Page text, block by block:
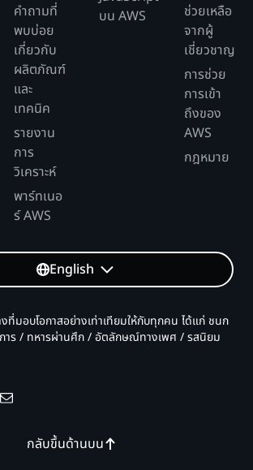
คำถามที่
พบบ่อย
เกี่ยวกับ
ผลิตภัณฑ์
และ
เทคนิค
รายงาน
การ
วิเคราะห์
พาร์ทเนอ
ร์ AWS
บน AWS
ช่วยเหลือ
จากผู้
เชี่ยวชาญ
การช่วย
การเข้า
ถึงของ
AWS
กฎหมาย
English
กลับขึ้นด้านบน
ที่มอบโอกาสอย่างเท่าเทียมให้กับทุกคน ได้แก่ ชนก
ร / ทหารผ่านศึก / อัตลักษณ์ทางเพศ / รสนิยม